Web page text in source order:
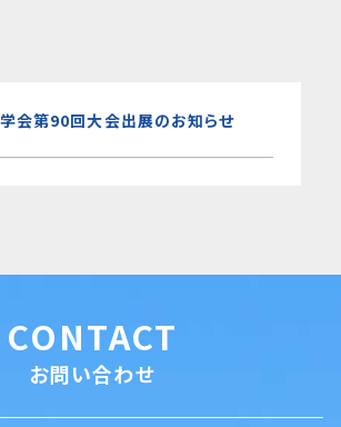
会第90回大会出展のお知らせ
CONTACT
お問い合わせ